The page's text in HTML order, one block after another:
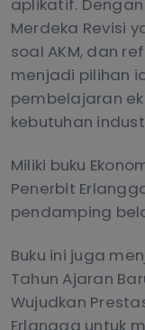
Merdeka Revisi
soal AKM, dan
menjadi pilihan
pembelajaran
kebutuhan
Miliki buku
Penerbit
pendamping
Buku ini juga
Tahun Ajaran
Wujudkan
Erlangga untuk